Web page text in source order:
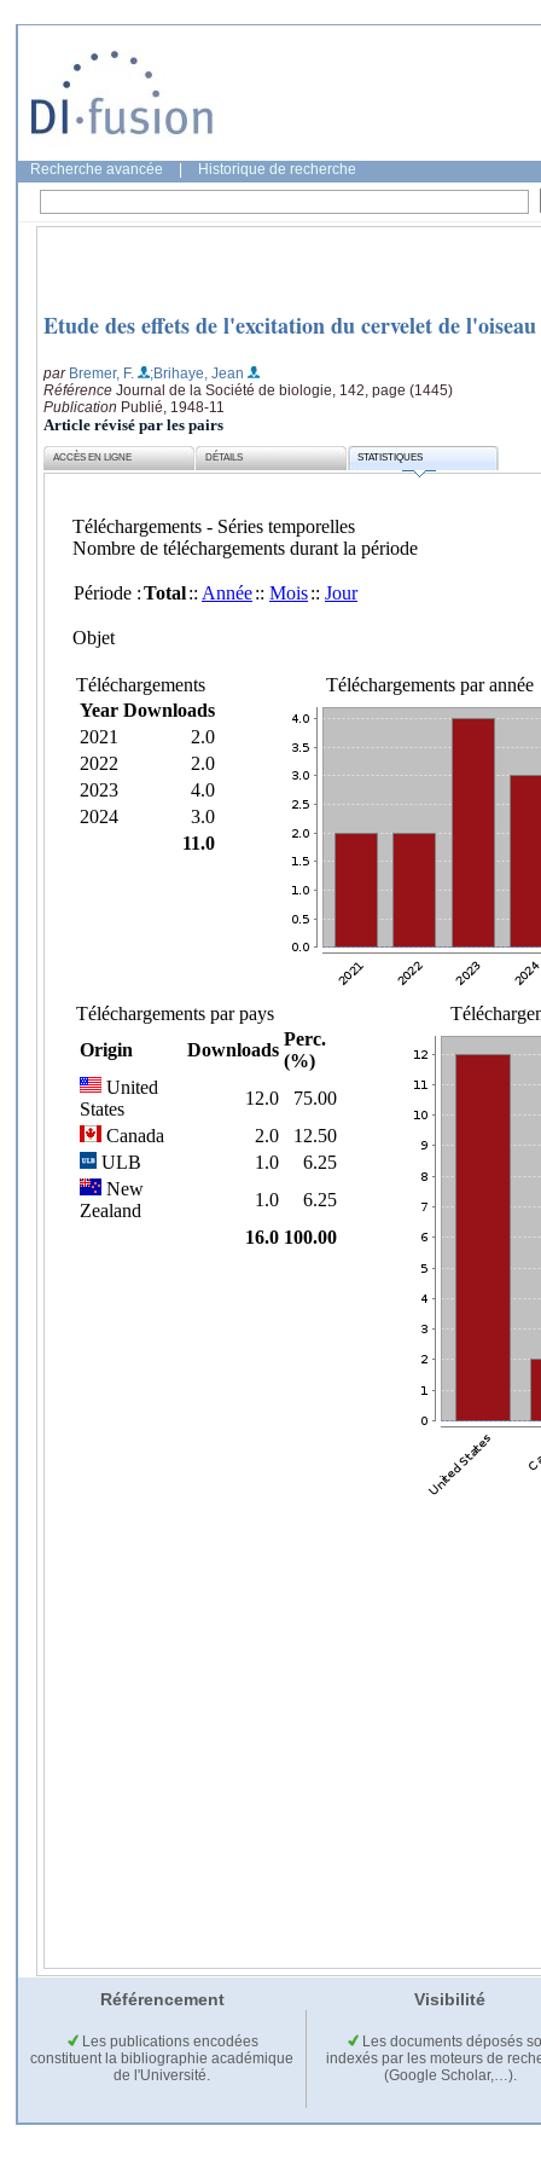
Recherche avancée Historique de recherche
Etude des effets de l'excitation du cervelet de l'oiseau
par Bremer, F.
;Brihaye, Jean
Référence Journal de la Société de biologie, 142, page (1445)
Publication Publié, 1948-11
Article révisé par les pairs
ACCÈS EN LIGNE DÉTAILS STATISTIQUES
Référencement Visibilité
Les publications encodées
constituent la bibliographie académique
de l'Université.
Les documents déposés
indexés par les moteurs de
(Google Scholar,…).